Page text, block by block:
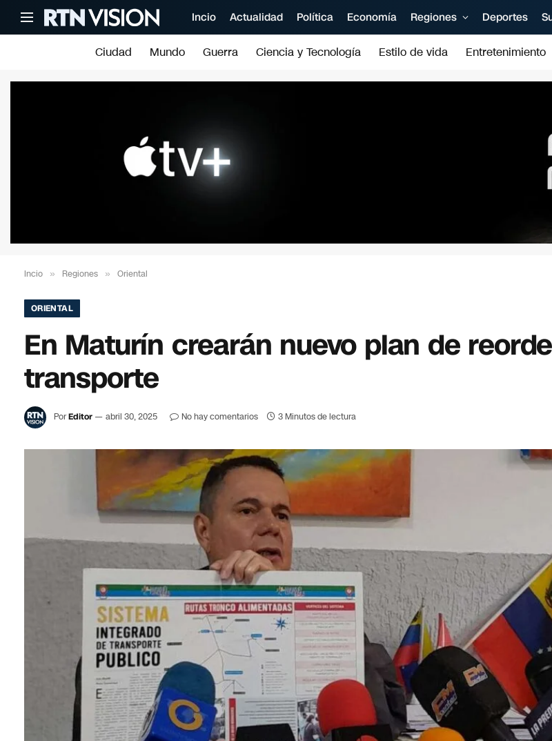
Incio Actualidad Política Economía Regiones Deportes
Ciudad Mundo Guerra Ciencia y Tecnología Estilo de vida Entretenimiento
Incio » Regiones » Oriental
ORIENTAL
En Maturín crearán nuevo plan de
transporte
PorEditor abril 30, 2025 No hay comentarios 3 Minutos de lectura